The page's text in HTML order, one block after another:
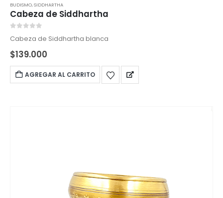
BUDISMO,SIDDHARTHA
Cabeza de Siddhartha
Cabeza de Siddhartha blanca
$139.000
AGREGAR AL CARRITO